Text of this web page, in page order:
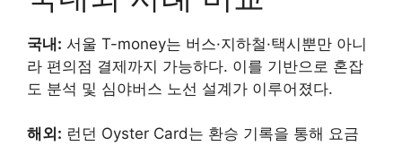
국내: 서울 T-money는 버스·지하철·택시뿐만 아니
라 편의점 결제까지 가능하다. 이를 기반으로 혼잡
도 분석 및 심야버스 노선 설계가 이루어졌다.
해외: 런던 Oyster Card는 환승 기록을 통해 요금